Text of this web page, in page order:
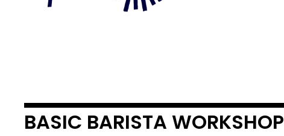
BASIC BARISTA WORKSHOP